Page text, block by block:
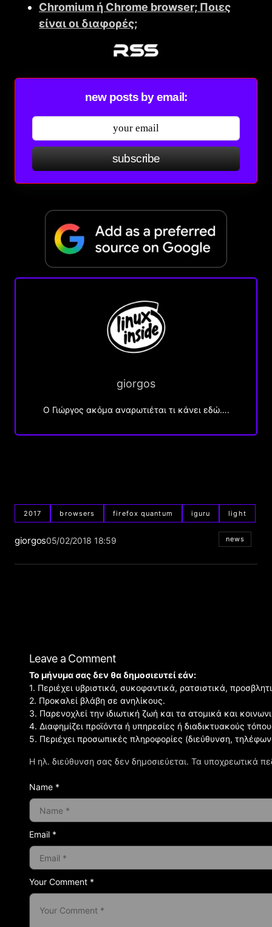
Chromium ή Chrome browser; Ποιες
είναι οι διαφορές;
new posts by email:
subscribe
giorgos
Ο Γιώργος ακόμα αναρωτιέται τι κάνει εδώ….
2017 browsers firefox quantum iguru light
giorgos05/02/2018 18:59 news
Leave a Comment
Η ηλ. διεύθυνση σας δεν δημοσιεύεται. Τα υποχρεωτικά
Your Comment *
Το μήνυμα σας δεν θα δημοσιευτεί εάν:
1. Περιέχει υβριστικά, συκοφαντικά, ρατσιστικά,
2. Προκαλεί βλάβη σε ανηλίκους.
3. Παρενοχλεί την ιδιωτική ζωή και τα ατομικά και
4. Διαφημίζει προϊόντα ή υπηρεσίες ή διαδικτυακούς
5. Περιέχει προσωπικές πληροφορίες (διεύθυνση,
Name *
Email *